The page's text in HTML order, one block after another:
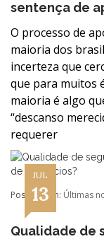
sentença de
O processo de
maioria dos
incerteza que
que para muitos
maioria é algo
“descanso
requerer
JUL
13
Postado em: Últimas
Qualidade de